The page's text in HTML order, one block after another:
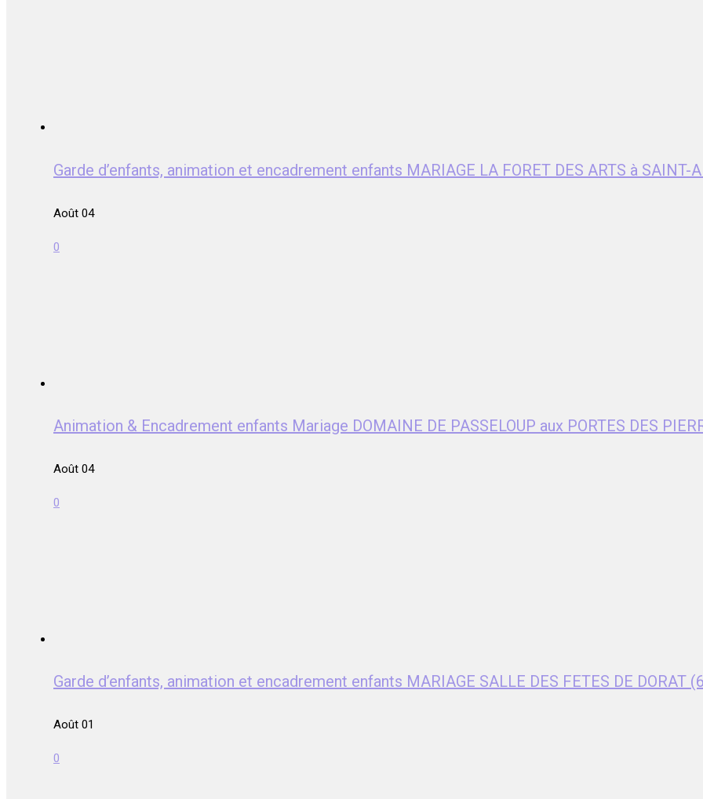
Garde d’enfants, animation et encadrement enfants MARIAGE LA FORET DES ARTS à SAINT-
Août 04
0
Animation & Encadrement enfants Mariage DOMAINE DE PASSELOUP aux PORTES DES
Août 04
0
Garde d’enfants, animation et encadrement enfants MARIAGE SALLE DES FETES DE DORAT
Août 01
0